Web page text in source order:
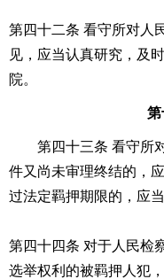
第四十二条 看守所对人
见，应当认真研究，及
院。
第
第四十三条 看守所对
件又尚未审理终结的，
过法定羁押期限的，应
第四十四条 对于人民检
选举权利的被羁押人犯